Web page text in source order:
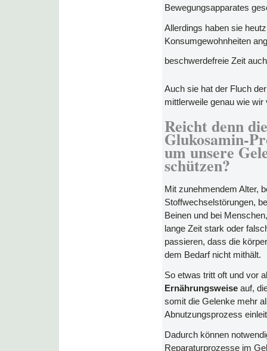
Bewegungsapparates
Allerdings haben sie
Konsumgewohnheiten
beschwerdefreie Zeit
Auch sie hat der Fluch
mittlerweile genau wie
Reicht denn
Glukosamin-
um unsere
schützen?
Mit zunehmendem Alter,
Stoffwechselstörungen,
Beinen und bei
lange Zeit stark oder
passieren, dass die
dem Bedarf nicht mithält.
So etwas tritt oft und vor
Ernährungsweise auf,
somit die Gelenke mehr
Abnutzungsprozess
Dadurch können
Reparaturprozesse im